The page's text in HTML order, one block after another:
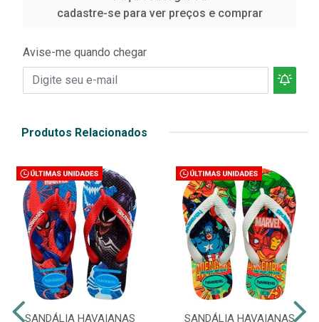
cadastre-se para ver preços e comprar
Avise-me quando chegar
Produtos Relacionados
SANDÁLIA HAVAIANAS SANDÁLIA HAVAIANAS